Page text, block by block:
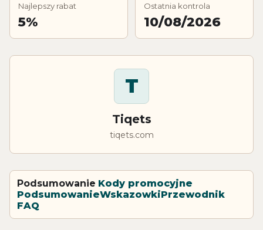
Najlepszy rabat
5%
Ostatnia kontrola
10/08/2026
T
Tiqets
tiqets.com
Podsumowanie Kody promocyjne
PodsumowanieWskazowkiPrzewodnik
FAQ